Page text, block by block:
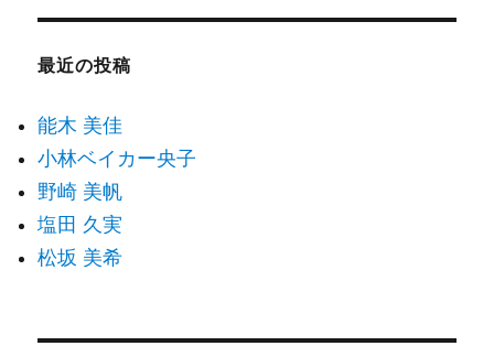
最近の投稿
能木 美佳
小林ベイカー央子
野崎 美帆
塩田 久実
松坂 美希